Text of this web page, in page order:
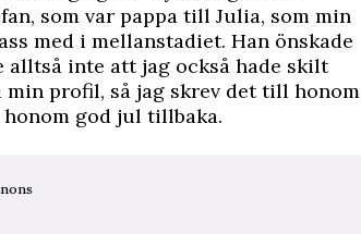
som var pappa till Julia, som min
med i mellanstadiet. Han önskade
inte att jag också hade skilt
profil, så jag skrev det till honom
god jul tillbaka.